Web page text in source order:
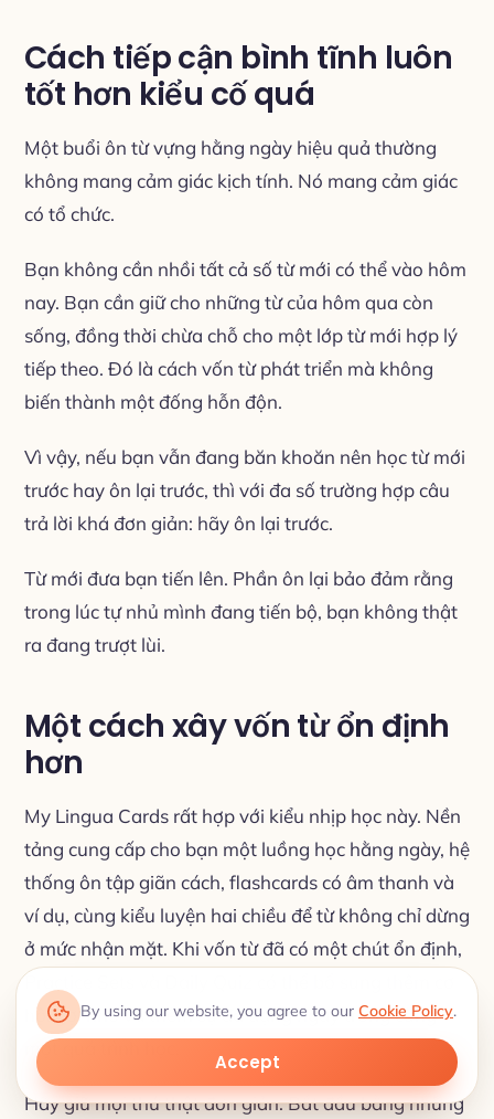
Cách tiếp cận bình tĩnh luôn
tốt hơn kiểu cố quá
Một buổi ôn từ vựng hằng ngày hiệu quả thường
không mang cảm giác kịch tính. Nó mang cảm giác
có tổ chức.
Bạn không cần nhồi tất cả số từ mới có thể vào hôm
nay. Bạn cần giữ cho những từ của hôm qua còn
sống, đồng thời chừa chỗ cho một lớp từ mới hợp lý
tiếp theo. Đó là cách vốn từ phát triển mà không
biến thành một đống hỗn độn.
Vì vậy, nếu bạn vẫn đang băn khoăn nên học từ mới
trước hay ôn lại trước, thì với đa số trường hợp câu
trả lời khá đơn giản: hãy ôn lại trước.
Từ mới đưa bạn tiến lên. Phần ôn lại bảo đảm rằng
trong lúc tự nhủ mình đang tiến bộ, bạn không thật
ra đang trượt lùi.
Một cách xây vốn từ ổn định
hơn
My Lingua Cards rất hợp với kiểu nhịp học này. Nền
tảng cung cấp cho bạn một luồng học hằng ngày, hệ
thống ôn tập giãn cách, flashcards có âm thanh và
ví dụ, cùng kiểu luyện hai chiều để từ không chỉ dừng
ở mức nhận mặt. Khi vốn từ đã có một chút ổn định,
Practice Sets và Daily Quiz có thể bổ sung thêm cơ
hội gợi nhớ và thêm sự đa dạng ngay trong cùng
một quá trình học.
Hãy giữ mọi thứ thật đơn giản. Bắt đầu bằng những
By using our website, you agree to our Cookie Policy.
Accept